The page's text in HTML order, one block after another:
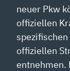
neuer Pkw
offiziellen
offiziellen
entnehmen.